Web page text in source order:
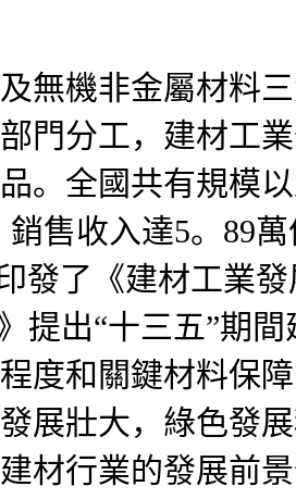
機非金屬材料
門分工，建材工
。全國共有規模
售收入達5。89
發了《建材工業發
提出“十三五”期間
度和關鍵材料保
展壯大，綠色發
材行業的發展前